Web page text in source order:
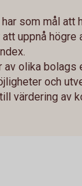
som mål att
uppnå högre
av olika bolags
och
värdering av